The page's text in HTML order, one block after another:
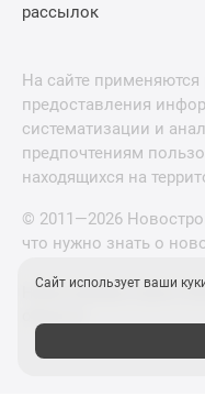
рассылок
На сайте
предоставления
систематизации и
предпочтениям
находящихся на
© 2011—2026
что нужно знать о
Новостройки Санкт-
Сайт использует ваши